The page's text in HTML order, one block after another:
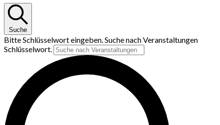
Suche
Bitte Schlüsselwort eingeben. Suche nach Veranstaltungen
Schlüsselwort.